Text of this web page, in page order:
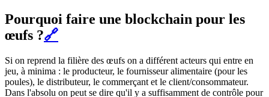
Pourquoi faire une blockchain pour les
œufs ?🔗
Si on reprend la filière des œufs on a différent acteurs qui entre en
jeu, à minima : le producteur, le fournisseur alimentaire (pour les
poules), le distributeur, le commerçant et le client/consommateur.
Dans l'absolu on peut se dire qu'il y a suffisamment de contrôle pour